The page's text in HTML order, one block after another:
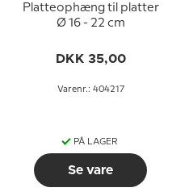
Platteophæng til platter
Ø 16 - 22 cm
DKK 35,00
Varenr.: 404217
PÅ LAGER
Se vare